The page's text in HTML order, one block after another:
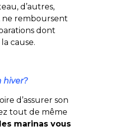
d’autres,
ne remboursent
dont
cause.
hiver?
d’assurer son
tout de même
marinas vous